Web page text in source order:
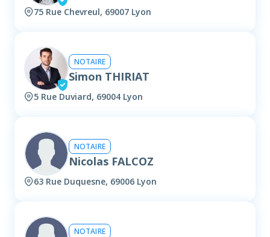
75 Rue Chevreul, 69007 Lyon
NOTAIRE
Simon THIRIAT
5 Rue Duviard, 69004 Lyon
NOTAIRE
Nicolas FALCOZ
63 Rue Duquesne, 69006 Lyon
NOTAIRE